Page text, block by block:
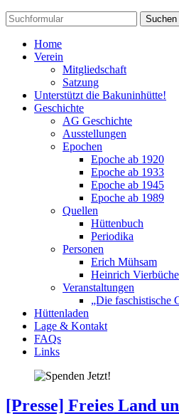
Suchen
Home
Verein
Mitgliedschaft
Satzung
Unterstützt die Bakuninhütte!
Geschichte
AG Geschichte
Ausstellungen
Epochen
Epoche ab 1920
Epoche ab 1933
Epoche ab 1945
Epoche ab 1989
Quellen
Hüttenbuch
Periodika
Personen
Erich Mühsam
Heinrich
Veranstaltungen
„Die faschistische
Hüttenladen
Lage & Kontakt
FAQs
Links
[Presse] Freies Land